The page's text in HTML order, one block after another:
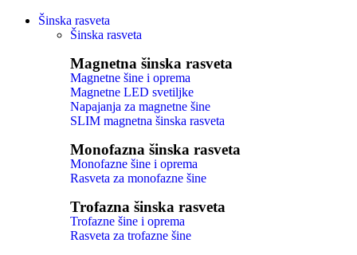
Šinska rasveta
Šinska rasveta
Magnetna šinska rasveta
Magnetne šine i oprema
Magnetne LED svetiljke
Napajanja za magnetne šine
SLIM magnetna šinska rasveta
Monofazna šinska rasveta
Monofazne šine i oprema
Rasveta za monofazne šine
Trofazna šinska rasveta
Trofazne šine i oprema
Rasveta za trofazne šine